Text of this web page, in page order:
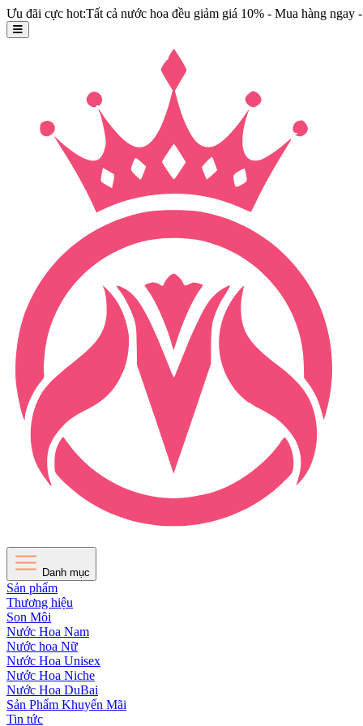
Ưu đãi cực hot:Tất cả nước hoa đều giảm giá 10% - Mua hàng
Danh mục
Sản phẩm
Thương hiệu
Son Môi
Nước Hoa Nam
Nước hoa Nữ
Nước Hoa Unisex
Nước Hoa Niche
Nước Hoa DuBai
Sản Phẩm Khuyến Mãi
Tin tức